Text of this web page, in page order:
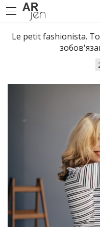
Le petit fashionista.